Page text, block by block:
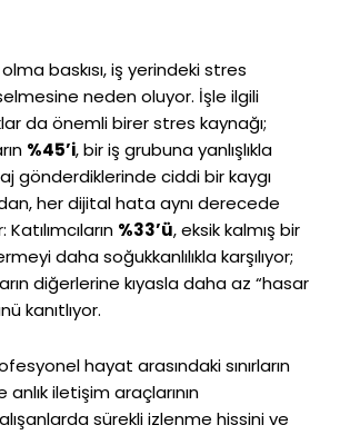
baskısı, iş yerindeki stres
neden oluyor. İşle ilgili
da önemli birer stres kaynağı;
%45’i, bir iş grubuna yanlışlıkla
gönderdiklerinde ciddi bir kaygı
her dijital hata aynı derecede
%33’ü, eksik kalmış bir
daha soğukkanlılıkla karşılıyor;
diğerlerine kıyasla daha az “hasar
kanıtlıyor.
hayat arasındaki sınırların
iletişim araçlarının
sürekli izlenme hissini ve